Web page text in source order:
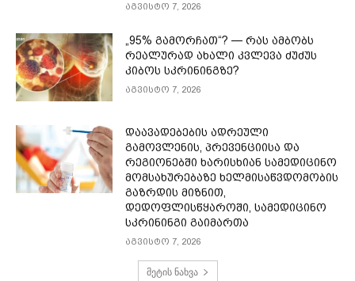
აგვისტო 7, 2026
„95% გამორჩათ“? — რას ამბობს
რეალურად ახალი კვლევა ძუძუს
კიბოს სკრინინგზე?
აგვისტო 7, 2026
დაავადებების ადრეული
გამოვლენის, პრევენციისა და
რეგიონებში ხარისხიან სამედიცინო
მომსახურებაზე ხელმისაწვდომობის
გაზრდის მიზნით,
დედოფლისწყაროში, სამედიცინო
სკრინინგი გაიმართა
აგვისტო 7, 2026
მეტის ნახვა